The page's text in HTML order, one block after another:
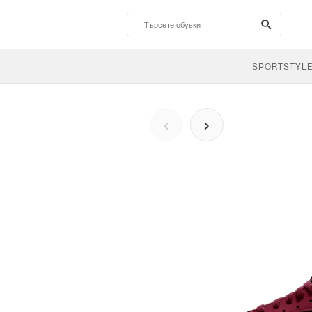
search-
btn
SPORTSTYLE